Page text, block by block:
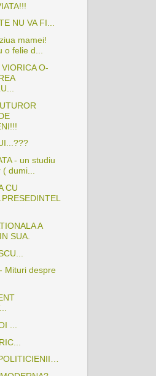
NU VA FI...
mamei!
felie d...
O-
- un studiu
( dumi...
CU
A
SUA.
Mituri despre
...